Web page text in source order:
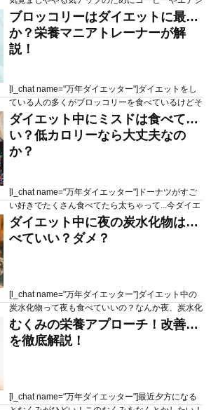
ードリンクを飲んでるけど、デメリットもために耳
にするんだけど実際のところどう？コーヒーは脂肪
燃焼や健康に良いって聞くから毎日飲んでるけど平
気？[/l_chat] こういった疑問にお答えしていきます
2020.07.20 972 views
ブロッコリーはダイエットに最強
か？栄養マニアトレーナーが解
説！
[l_chat name="万年ダイエッター"]ダイエットをし
ている人の多くがブロッコリーを食べているけどそ
んなにいいの？どんな食べ方をすればいいの？詳し
く教えて欲しい[/l_chat] こういった疑問にお答えし
ていきます 本記事の目次 ブロッコリーの栄養成分
なぜブロッコリーがダイエットに人気なのか？ ブ
2020.06.29 219 views
ダイエット中にミスドは食べてい
い？低カロリーなら大丈夫なの
か？
[l_chat name="万年ダイエッター"]ドーナツがすご
い好きでたくさん食べてたら太ちゃって...今ダイエ
ットを頑張ってるんだけど、どうしてもドーナツが
食べたいの！低カロリーのドーナツなら食べていい
かな？インスタとかでもこれなら太らないドーナツ
2020.06.22 821 views
ダイエット中に夜の炭水化物は食
べていい？ダメ？
[l_chat name="万年ダイエッター"]ダイエット中の
炭水化物って夜も食べていいの？なんか夜、炭水化
物食べたら太りそうで怖い…でもお腹が空いちゃっ
て仕方ないんだよね…どうしたらいいか教えてほし
い[/l_chat] こういった疑問にお答えしていきます 本
2020.06.01 318 views
むくみの栄養アプローチ！改善策
を徹底解説！
[l_chat name="万年ダイエッター"]最近夕方になる